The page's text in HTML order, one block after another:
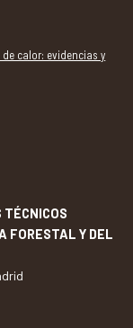
calor: evidencias y
TÉCNICOS
FORESTAL Y DEL